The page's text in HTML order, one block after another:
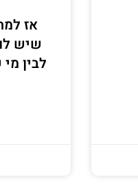
אז
שיש
לבין